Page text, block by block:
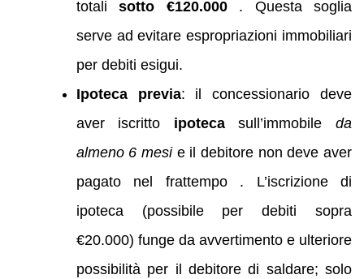
totalisotto €120.000. Questa soglia
serve ad evitare espropriazioni immobiliari
per debiti esigui.
Ipoteca previa: il concessionario deve
aver iscritto ipotecasull’immobileda
almeno 6 mesie il debitore non deve aver
pagato nel frattempo . L’iscrizione di
ipoteca (possibile per debiti sopra
€20.000) funge da avvertimento e ulteriore
possibilità per il debitore di saldare; solo